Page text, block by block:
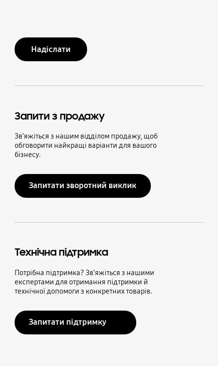
Надіслати
Запити з продажу
Зв’яжіться з нашим відділом продажу, щоб
обговорити найкращі варіанти для вашого
бізнесу.
Запитати зворотний виклик
Технічна підтримка
Потрібна підтримка? Зв’яжіться з нашими
експертами для отримання підтримки й
технічної допомоги з конкретних товарів.
Запитати підтримку